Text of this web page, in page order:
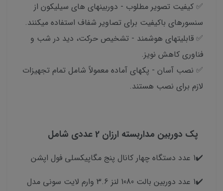
✅ کیفیت تصویر مطلوب - دوربینهای های سیلیکون از
سنسورهای باکیفیت برای تصاویر شفاف استفاده میکنند.
✅ قابلیتهای هوشمند - تشخیص حرکت، دید در شب و
فناوری کاهش نویز.
✅ نصب آسان - پکهای آماده معمولاً شامل تمام تجهیزات
لازم برای نصب هستند.
پک دوربین مداربسته ارزان 2 عددی شامل
✔️1 عدد دستگاه چهار کانال پنج مگاپیکسلی فول اپشن
✔️1 عدد دوربین بالت 1080 لنز 3.6 وارم لایت سونی مدل